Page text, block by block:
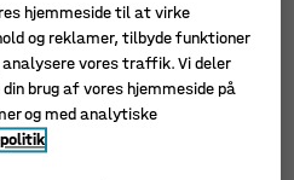
Reol TRANSFORM,
påbygningssektion med
5 trådhylder,
1972x1200x400 mm
Art. nr.:216506
hjemmeside til at virke
og reklamer, tilbyde funktioner
vores traffik. Vi deler
brug af vores hjemmeside på
og med analytiske